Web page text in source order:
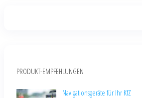
PRODUKT-EMPFEHLUNGEN
Navigationsgeräte für Ihr KfZ